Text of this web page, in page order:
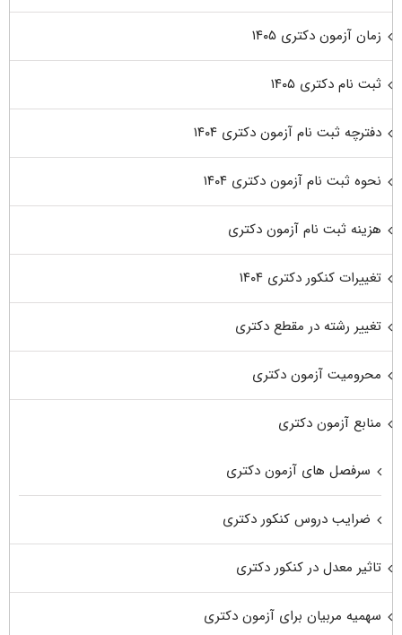
زمان آزمون دکتری ۱۴۰۵
ثبت نام دکتری ۱۴۰۵
دفترچه ثبت نام آزمون دکتری ۱۴۰۴
نحوه ثبت نام آزمون دکتری ۱۴۰۴
هزینه ثبت نام آزمون دکتری
تغییرات کنکور دکتری ۱۴۰۴
تغییر رشته در مقطع دکتری
محرومیت آزمون دکتری
منابع آزمون دکتری
سرفصل های آزمون دکتری
ضرایب دروس کنکور دکتری
تاثیر معدل در کنکور دکتری
سهمیه مربیان برای آزمون دکتری